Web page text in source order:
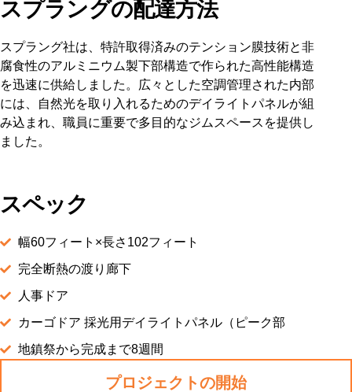
スプラングの配達方法
スプラング社は、特許取得済みのテンション膜技術と非
腐食性のアルミニウム製下部構造で作られた高性能構造
を迅速に供給しました。広々とした空調管理された内部
には、自然光を取り入れるためのデイライトパネルが組
み込まれ、職員に重要で多目的なジムスペースを提供し
ました。
スペック
幅60フィート×長さ102フィート
完全断熱の渡り廊下
人事ドア
カーゴドア 採光用デイライトパネル（ピーク部
地鎮祭から完成まで8週間
プロジェクトの開始